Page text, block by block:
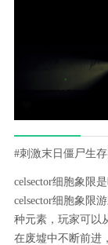
#刺激末日僵尸生
celsector细胞象限
celsector细胞象限
种元素，玩家可以
在废墟中不断前进